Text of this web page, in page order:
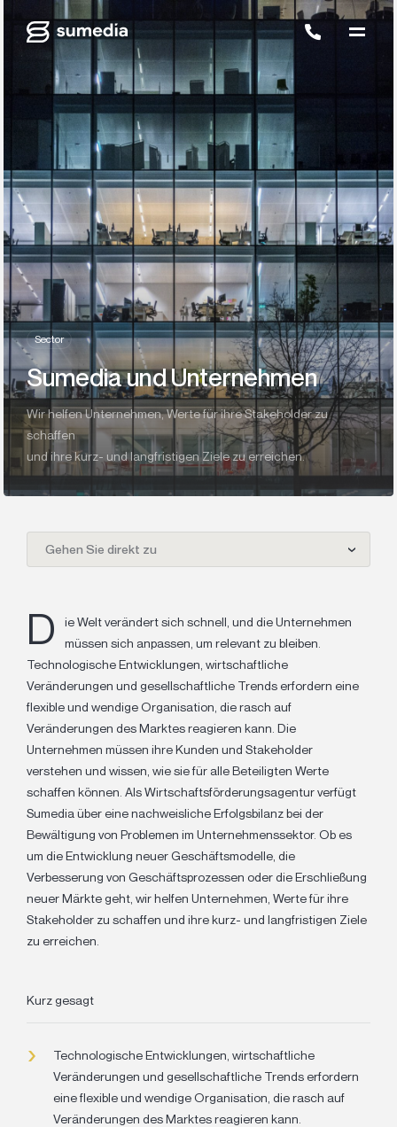
Sector
Sumedia und Unternehmen
Wir helfen Unternehmen, Werte für ihre Stakeholder zu
schaffen
und ihre kurz- und langfristigen Ziele zu erreichen.
Gehen Sie direkt zu
D
ie Welt verändert sich schnell, und die Unternehmen
müssen sich anpassen, um relevant zu bleiben.
Technologische Entwicklungen, wirtschaftliche
Veränderungen und gesellschaftliche Trends erfordern eine
flexible und wendige Organisation, die rasch auf
Veränderungen des Marktes reagieren kann. Die
Unternehmen müssen ihre Kunden und Stakeholder
verstehen und wissen, wie sie für alle Beteiligten Werte
schaffen können. Als Wirtschaftsförderungsagentur verfügt
Sumedia über eine nachweisliche Erfolgsbilanz bei der
Bewältigung von Problemen im Unternehmenssektor. Ob es
um die Entwicklung neuer Geschäftsmodelle, die
Verbesserung von Geschäftsprozessen oder die Erschließung
neuer Märkte geht, wir helfen Unternehmen, Werte für ihre
Stakeholder zu schaffen und ihre kurz- und langfristigen Ziele
zu erreichen.
Kurz gesagt
Technologische Entwicklungen, wirtschaftliche
Veränderungen und gesellschaftliche Trends erfordern
eine flexible und wendige Organisation, die rasch auf
Veränderungen des Marktes reagieren kann.